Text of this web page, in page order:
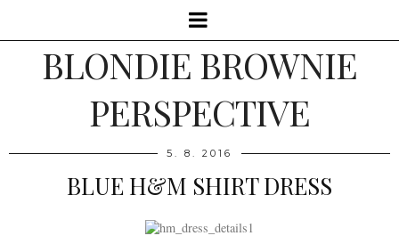
BLONDIE BROWNIE
PERSPECTIVE
5. 8. 2016
BLUE H&M SHIRT DRESS